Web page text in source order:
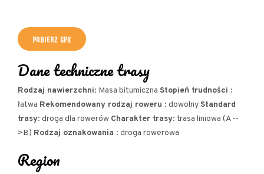
+
−
POBIERZ GPX
Dane techniczne trasy
Rodzaj nawierzchni: Masa bitumiczna Stopień trudności :
łatwa Rekomendowany rodzaj roweru : dowolny Standard
trasy: droga dla rowerów Charakter trasy: trasa liniowa (A --
>B) Rodzaj oznakowania : droga rowerowa
Region